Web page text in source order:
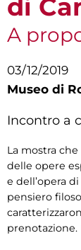
di
A
03/12/2019
Museo di
Incontro a
La mostra
delle opere
e dell’opera
pensiero
prenotazione.